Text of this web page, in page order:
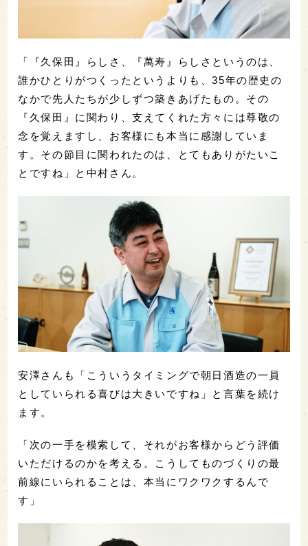
「『久保田』らしさ、『萬寿』らしさというのは、
誰かひとりがつくったというよりも、35年の歴史の
なかで先人たちが少しずつ築きあげたもの。その
『久保田』に関わり、支えてくれた方々には尊敬の
念を覚えますし、お客様にも本当に感謝していま
す。その節目に関われたのは、とてもありがたいこ
とですね」と中村さん。
安澤さんも「こういうタイミングで朝日酒造の一員
としていられる喜びは大きいですね」と言葉を続け
ます。
「次の一手を模索して、それがお客様からどう評価
いただけるのかを考える。こうしてものづくりの最
前線にいられることは、本当にワクワクするんで
す」